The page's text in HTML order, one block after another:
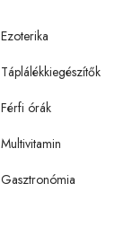
Ezoterika
Táplálékkiegészítők
Férfi órák
Multivitamin
Gasztronómia